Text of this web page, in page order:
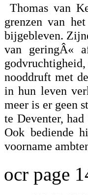
Thomas van
grenzen van
bijgebleven.
van geringÂ«
nooddruft met
in hun leven
meer is er geen
te Deventer,
Ook bediende
voorname
ocr page